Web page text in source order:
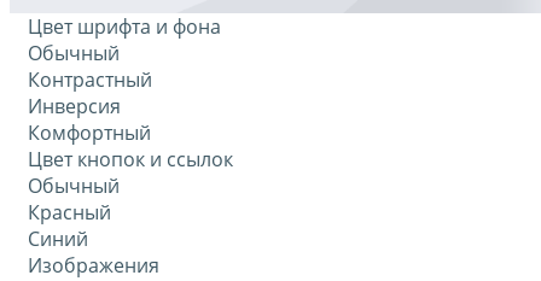
Цвет шрифта и фона
Обычный
Контрастный
Инверсия
Комфортный
Цвет кнопок и ссылок
Обычный
Красный
Синий
Изображения